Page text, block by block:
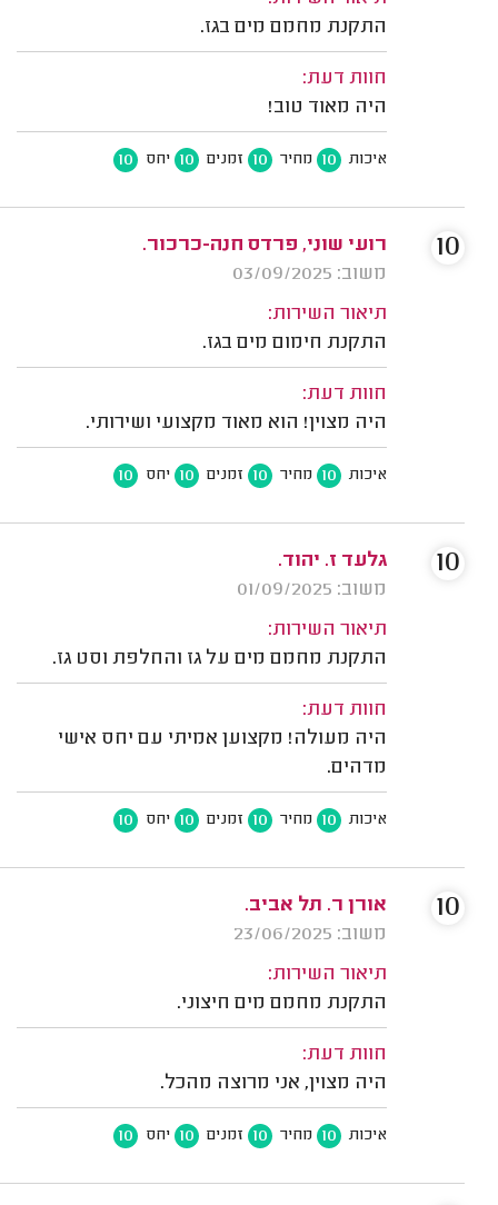
התקנת מחמם מים בגז.
חוות דעת:
היה מאוד טוב!
איכות 10 מחיר 10 זמנים 10 יחס 10
רועי שוני, פרדס חנה-כרכור.
משוב: 03/09/2025
תיאור השירות:
התקנת חימום מים בגז.
חוות דעת:
היה מצוין! הוא מאוד מקצועי ושירותי.
איכות 10 מחיר 10 זמנים 10 יחס 10
10
גלעד ז. יהוד.
משוב: 01/09/2025
תיאור השירות:
התקנת מחמם מים על גז והחלפת וסט גז.
חוות דעת:
היה מעולה! מקצוען אמיתי עם יחס אישי
מדהים.
איכות 10 מחיר 10 זמנים 10 יחס 10
10
אורן ר. תל אביב.
משוב: 23/06/2025
תיאור השירות:
התקנת מחמם מים חיצוני.
חוות דעת:
היה מצוין, אני מרוצה מהכל.
איכות 10 מחיר 10 זמנים 10 יחס 10
10